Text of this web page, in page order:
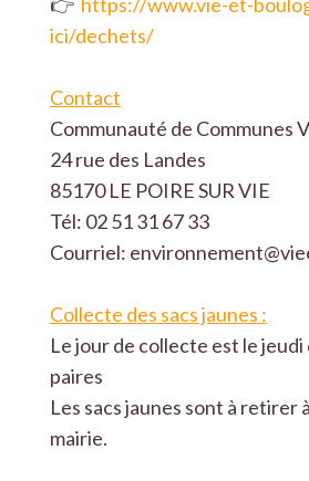
ici/dechets/
Contact
Communauté de Communes
24 rue des Landes
85170 LE POIRE SUR VIE
Tél: 02 51 31 67 33
Courriel:
Collecte des sacs jaunes :
Le jour de collecte est le jeudi
paires
Les sacs jaunes sont à retirer
mairie.